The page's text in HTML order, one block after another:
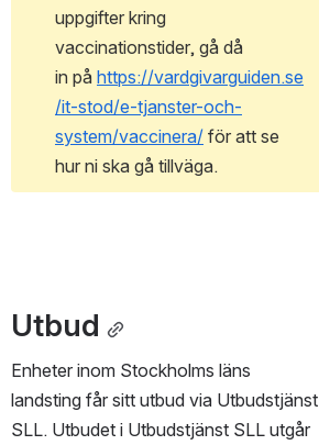
uppgifter kring
vaccinationstider, gå då
in på https://vardgivarguiden.se
/it-stod/e-tjanster-och-
system/vaccinera/ för att se
hur ni ska gå tillväga.
Utbud
Enheter inom Stockholms läns
landsting får sitt utbud via Utbudstjänst
SLL. Utbudet i Utbudstjänst SLL utgår